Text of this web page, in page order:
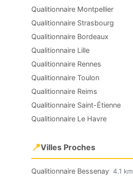
Qualitionnaire Montpellier
Qualitionnaire Strasbourg
Qualitionnaire Bordeaux
Qualitionnaire Lille
Qualitionnaire Rennes
Qualitionnaire Toulon
Qualitionnaire Reims
Qualitionnaire Saint-Étienne
Qualitionnaire Le Havre
📍Villes Proches
Qualitionnaire Bessenay 4.1 km